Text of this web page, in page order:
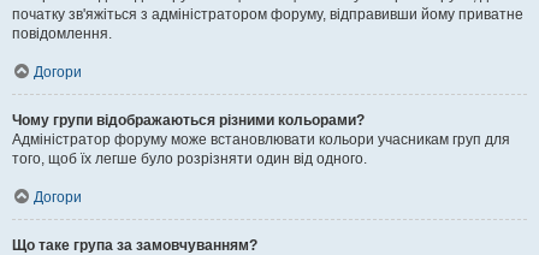
початку зв'яжіться з адміністратором форуму, відправивши йому приватне
повідомлення.
Догори
Чому групи відображаються різними кольорами?
Адміністратор форуму може встановлювати кольори учасникам груп для
того, щоб їх легше було розрізняти один від одного.
Догори
Що таке група за замовчуванням?